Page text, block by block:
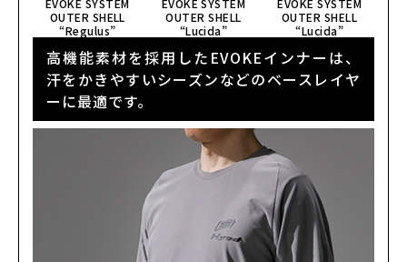
OUTER SHELL
“Regulus”
OUTER SHELL
“Lucida”
OUTER SHELL
“Lucida”
高機能素材を採用したEVOKEインナーは、
汗をかきやすいシーズンなどのベースレイヤ
ーに最適です。